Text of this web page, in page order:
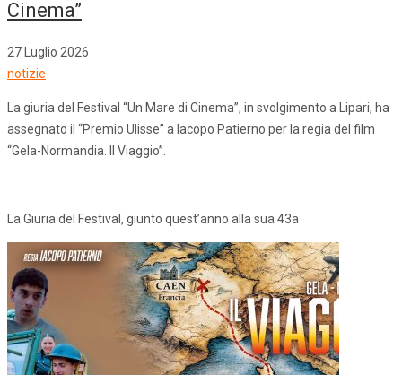
Cinema”
27 Luglio 2026
notizie
La giuria del Festival “Un Mare di Cinema”, in svolgimento a Lipari, ha
assegnato il “Premio Ulisse” a Iacopo Patierno per la regia del film
“Gela-Normandia. Il Viaggio”.
La Giuria del Festival, giunto quest’anno alla sua 43a